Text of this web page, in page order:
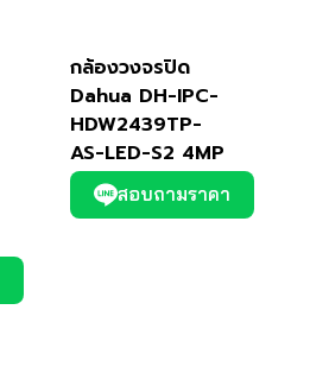
กล้องวงจรปิด
Dahua DH-IPC-
HDW2439TP-
AS-LED-S2 4MP
สอบถามราคา